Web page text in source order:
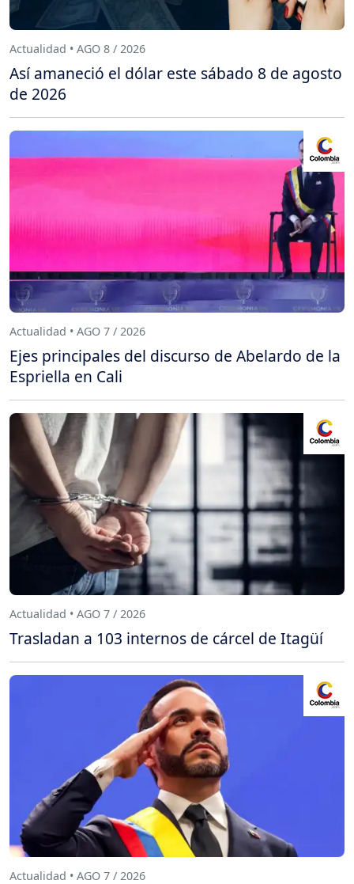
Actualidad • AGO 8 / 2026
Así amaneció el dólar este sábado 8 de agosto
de 2026
Actualidad • AGO 7 / 2026
Ejes principales del discurso de Abelardo de la
Espriella en Cali
Actualidad • AGO 7 / 2026
Trasladan a 103 internos de cárcel de Itagüí
Actualidad • AGO 7 / 2026